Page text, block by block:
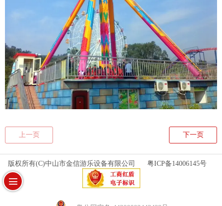
上一页 下一页
版权所有(C)中山市金信游乐设备有限公司 粤ICP备14006145号